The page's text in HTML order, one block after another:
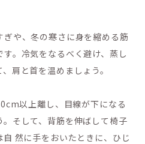
や、冬の寒さに身を縮める筋
。冷気をなるべく避け、蒸し
肩と首を温めましょう。
以上離し、目線が下になる
そして、背筋を伸ばして椅子
然に手をおいたときに、ひじ